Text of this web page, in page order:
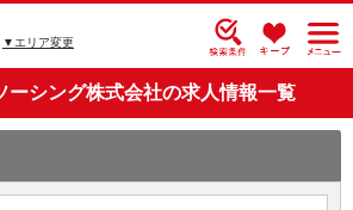
▼エリア変更
ーシング株式会社の求人情報一覧